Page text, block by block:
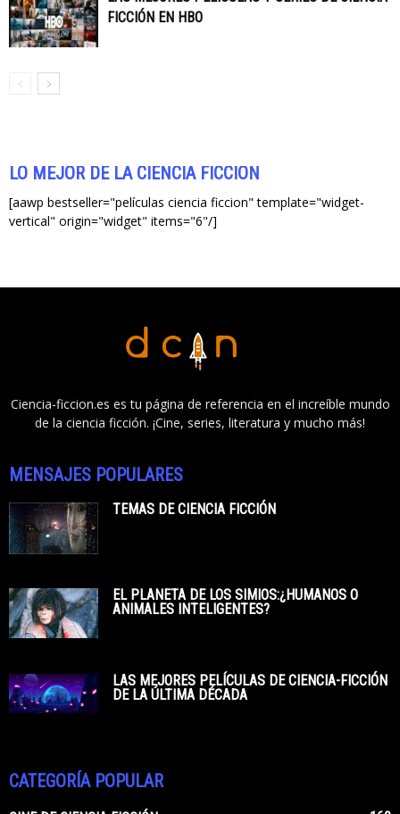
FICCIÓN EN HBO
LO MEJOR DE LA CIENCIA FICCIÓN
[aawp bestseller="películas ciencia ficcion" template="widget-
vertical" origin="widget" items="6"/]
Ciencia-ficcion.es es tu página de referencia en el increíble mundo
de la ciencia ficción. ¡Cine, series, literatura y mucho más!
MENSAJES POPULARES
TEMAS DE CIENCIA FICCIÓN
EL PLANETA DE LOS SIMIOS:¿HUMANOS O
ANIMALES INTELIGENTES?
LAS MEJORES PELÍCULAS DE CIENCIA-FICCIÓN
DE LA ÚLTIMA DÉCADA
CATEGORÍA POPULAR